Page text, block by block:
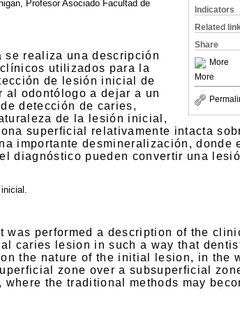
Indicators
Related
Share
More
More
Profesor Asociado Facultad de
realiza una descripción
utilizados para la
de lesión inicial de
al odontólogo a dejar a un
detección de caries,
de la lesión inicial,
superficial relativamente intacta
importante desmineralización, donde
diagnóstico pueden convertir una
was performed a description of the
caries lesion in such a way that
the nature of the initial lesion, in the
zone over a subsuperficial
the traditional methods may